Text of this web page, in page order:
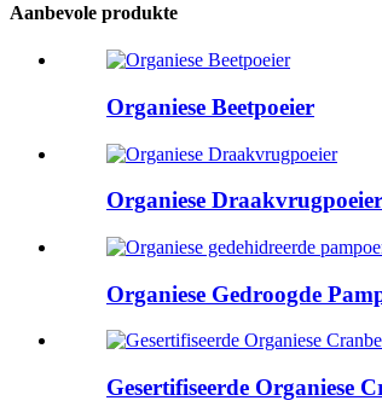
Aanbevole produkte
Organiese Beetpoeier
Organiese Draakvrugpoeier
Organiese Gedroogde
Gesertifiseerde Organiese